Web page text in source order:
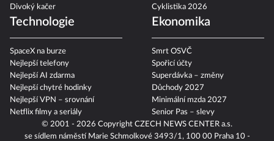
© 2001 - 2026 Copyright CZECH NEWS CENTER a.s.
se sídlem náměstí Marie Schmolkové 3493/1, 100 00 Praha 10 -
Divoký kačer
Cyklistika 2026
Technologie
SpaceX na burze
Nejlepší telefony
Nejlepší AI zdarma
Nejlepší chytré hodinky
Nejlepší VPN – srovnání
Netflix filmy a seriály
Ekonomika
Smrt OSVČ
Spořicí účty
Superdávka – změny
Důchody 2027
Minimální mzda 2027
Senior Pas – slevy